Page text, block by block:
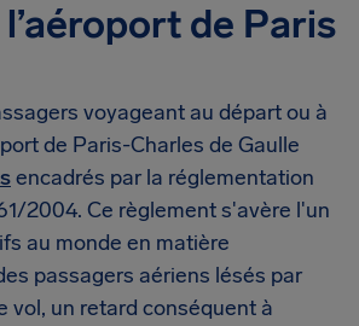
de Paris
voyageant au départ ou à
de Paris-Charles de Gaulle
encadrés par la réglementation
2004. Ce règlement s'avère l'un
au monde en matière
passagers aériens lésés par
vol, un retard conséquent à